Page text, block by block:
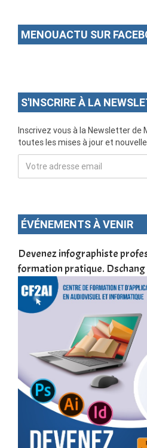
MENOUACTU SUR
S'INSCRIRE À LA
Inscrivez vous à la Newsletter de
toutes les mises à jour et
ÉVÉNEMENTS À VENIR
Devenez infographiste
formation pratique. Dschang